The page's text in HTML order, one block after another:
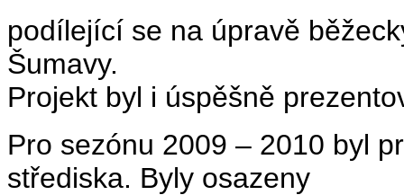
podílející se na úpravě
Šumavy.
Projekt byl i úspěšně
Pro sezónu 2009 – 2010 byl
střediska. Byly osazeny